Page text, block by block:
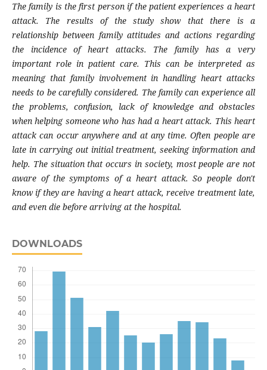
The family is the first person if the patient experiences a heart
attack. The results of the study show that there is a
relationship between family attitudes and actions regarding
the incidence of heart attacks. The family has a very
important role in patient care. This can be interpreted as
meaning that family involvement in handling heart attacks
needs to be carefully considered. The family can experience all
the problems, confusion, lack of knowledge and obstacles
when helping someone who has had a heart attack. This heart
attack can occur anywhere and at any time. Often people are
late in carrying out initial treatment, seeking information and
help. The situation that occurs in society, most people are not
aware of the symptoms of a heart attack. So people don't
know if they are having a heart attack, receive treatment late,
and even die before arriving at the hospital.
DOWNLOADS